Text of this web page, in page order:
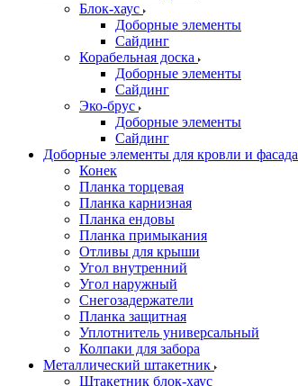
Блок-хаус
Доборные элементы
Сайдинг
Корабельная доска
Доборные элементы
Сайдинг
Эко-брус
Доборные элементы
Сайдинг
Доборные элементы для кровли и фасада
Конек
Планка торцевая
Планка карнизная
Планка ендовы
Планка примыкания
Отливы для крыши
Угол внутренний
Угол наружный
Снегозадержатели
Планка защитная
Уплотнитель универсальный
Колпаки для забора
Металлический штакетник
Штакетник блок-хаус